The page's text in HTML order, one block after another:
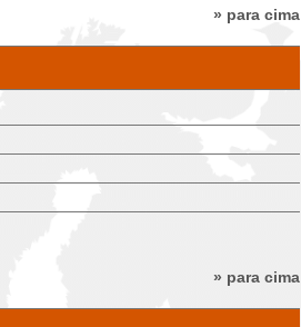
» para cima
» para cima